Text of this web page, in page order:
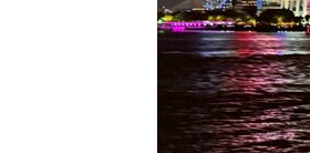
台灣彩券開獎直播
LIVE三立+24小時
三立iNEWS新聞